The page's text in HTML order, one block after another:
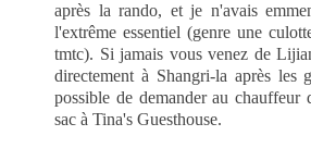
après la rando, et je n'avais
l'extrême essentiel (genre une
tmtc). Si jamais vous venez de
directement à Shangri-la après les
possible de demander au chauffeur
sac à Tina's Guesthouse.